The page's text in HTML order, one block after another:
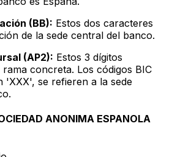
(BB): Estos dos caracteres
de la sede central del banco.
(AP2): Estos 3 dígitos
concreta. Los códigos BIC
'XXX', se refieren a la sede
ANONIMA ESPANOLA